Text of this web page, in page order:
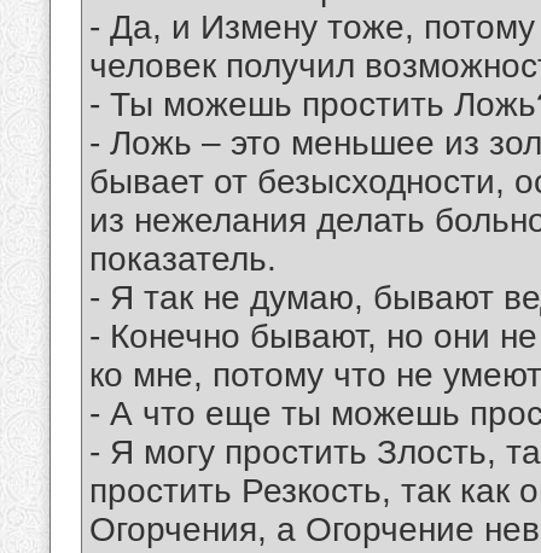
- Да, и Измену тоже,
человек получил
- Ты можешь простить
- Ложь – это меньшее из
бывает от безысходности,
из нежелания делать
показатель.
- Я так не думаю, бывают
- Конечно бывают, но они
ко мне, потому что не
- А что еще ты можешь
- Я могу простить Злость,
простить Резкость, так как
Огорчения, а Огорчение